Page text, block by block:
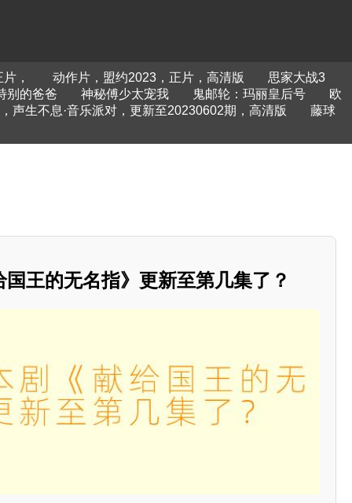
， 动作片，盟约2023，正片，高清版
思家大战3
别的爸爸
神秘傅少太宠我 鬼邮轮：玛丽皇后号
欧
声生不息·音乐派对，更新至20230602期，高清版
藤球
王的无名指》更新至第几集了？